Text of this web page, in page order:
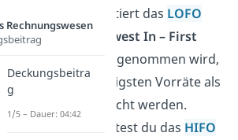
Zusätzlich existiert das LOFO
Verfahren
(Lowest In – First
, wobei angenommen wird,
dass die günstigsten Vorräte als
erstes verbraucht werden.
Außerdem solltest du das HIFO
Rechnungswesen
Deckungsbeitra
g
1/5 – Dauer: 04:42